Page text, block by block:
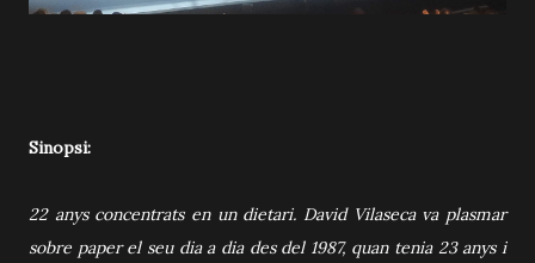
Sinopsi:
22 anys concentrats en un dietari. David Vilaseca va plasmar
sobre paper el seu dia a dia des del 1987, quan tenia 23 anys i